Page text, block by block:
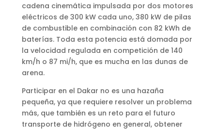
cadena cinemática impulsada por dos motores
eléctricos de 300 kW cada uno, 380 kW de pilas
de combustible en combinación con 82 kWh de
baterías. Toda esta potencia está domada por
la velocidad regulada en competición de 140
km/h o 87 mi/h, que es mucha en las dunas de
arena.
Participar en el Dakar no es una hazaña
pequeña, ya que requiere resolver un problema
más, que también es un reto para el futuro
transporte de hidrógeno en general, obtener